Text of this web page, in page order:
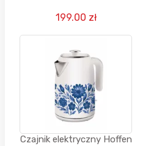
pokrywą
199.00 zł
Czajnik elektryczny Hoffen